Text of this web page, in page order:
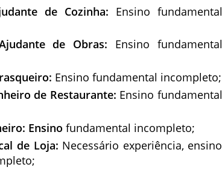
de Cozinha: Ensino fundamental
de Obras: Ensino fundamental
Ensino fundamental incompleto;
de Restaurante: Ensino fundamental
Ensino fundamental incompleto;
de Loja: Necessário experiência, ensino